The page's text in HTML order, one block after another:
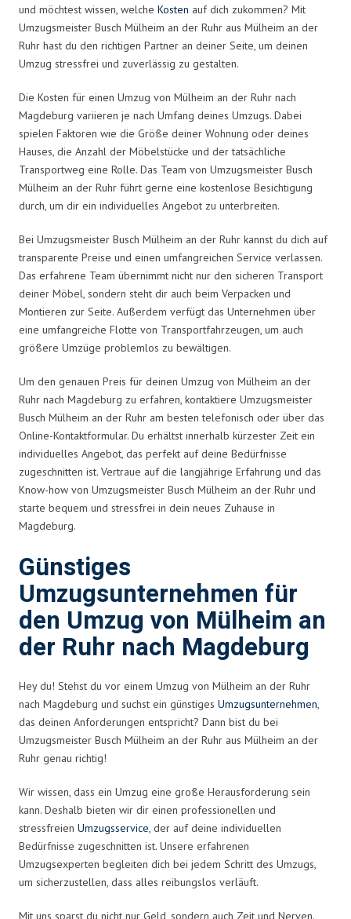
und möchtest wissen, welche Kosten auf dich zukommen? Mit
Umzugsmeister Busch Mülheim an der Ruhr aus Mülheim an der
Ruhr hast du den richtigen Partner an deiner Seite, um deinen
Umzug stressfrei und zuverlässig zu gestalten.
Die Kosten für einen Umzug von Mülheim an der Ruhr nach
Magdeburg variieren je nach Umfang deines Umzugs. Dabei
spielen Faktoren wie die Größe deiner Wohnung oder deines
Hauses, die Anzahl der Möbelstücke und der tatsächliche
Transportweg eine Rolle. Das Team von Umzugsmeister Busch
Mülheim an der Ruhr führt gerne eine kostenlose Besichtigung
durch, um dir ein individuelles Angebot zu unterbreiten.
Bei Umzugsmeister Busch Mülheim an der Ruhr kannst du dich auf
transparente Preise und einen umfangreichen Service verlassen.
Das erfahrene Team übernimmt nicht nur den sicheren Transport
deiner Möbel, sondern steht dir auch beim Verpacken und
Montieren zur Seite. Außerdem verfügt das Unternehmen über
eine umfangreiche Flotte von Transportfahrzeugen, um auch
größere Umzüge problemlos zu bewältigen.
Um den genauen Preis für deinen Umzug von Mülheim an der
Ruhr nach Magdeburg zu erfahren, kontaktiere Umzugsmeister
Busch Mülheim an der Ruhr am besten telefonisch oder über das
Online-Kontaktformular. Du erhältst innerhalb kürzester Zeit ein
individuelles Angebot, das perfekt auf deine Bedürfnisse
zugeschnitten ist. Vertraue auf die langjährige Erfahrung und das
Know-how von Umzugsmeister Busch Mülheim an der Ruhr und
starte bequem und stressfrei in dein neues Zuhause in
Magdeburg.
Günstiges
Umzugsunternehmen für
den Umzug von Mülheim an
der Ruhr nach Magdeburg
Hey du! Stehst du vor einem Umzug von Mülheim an der Ruhr
nach Magdeburg und suchst ein günstiges Umzugsunternehmen,
das deinen Anforderungen entspricht? Dann bist du bei
Umzugsmeister Busch Mülheim an der Ruhr aus Mülheim an der
Ruhr genau richtig!
Wir wissen, dass ein Umzug eine große Herausforderung sein
kann. Deshalb bieten wir dir einen professionellen und
stressfreien Umzugsservice, der auf deine individuellen
Bedürfnisse zugeschnitten ist. Unsere erfahrenen
Umzugsexperten begleiten dich bei jedem Schritt des Umzugs,
um sicherzustellen, dass alles reibungslos verläuft.
Mit uns sparst du nicht nur Geld, sondern auch Zeit und Nerven.